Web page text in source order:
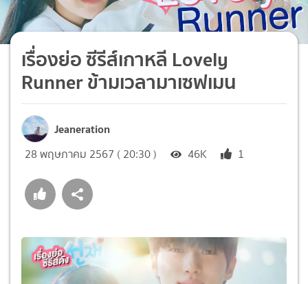
เรื่องย่อ ซีรีส์เกาหลี Lovely
Runner ข้ามเวลามาเซฟเมน
Jeaneration
28 พฤษภาคม 2567 ( 20:30 ) 46K 1